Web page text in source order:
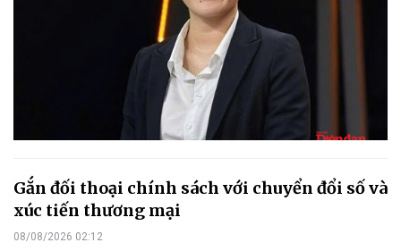
Gắn đối thoại chính sách với chuyển đổi số và
xúc tiến thương mại
08/08/2026 02:12